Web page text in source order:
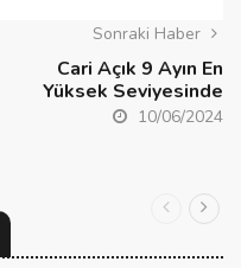
Sonraki Haber
Cari Açık 9 Ayın En
Yüksek Seviyesinde
10/06/2024